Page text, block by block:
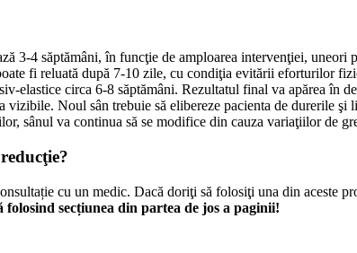
3-4 săptămâni, în funcţie de amploarea intervenţiei,
fi reluată după 7-10 zile, cu condiţia evitării eforturilor
elastice circa 6-8 săptămâni. Rezultatul final va apărea în
Noul sân trebuie să elibereze pacienta de durerile
sânul va continua să se modifice din cauza variaţiilor de
cu un medic. Dacă doriţi să folosiţi una din aceste
secțiunea din partea de jos a paginii!